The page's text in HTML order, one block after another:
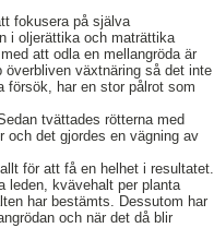
fokusera på själva
i oljerättika och maträttika
att odla en mellangröda är
växtnäring så det inte
försök, har en stor pålrot som
tvättades rötterna med
och det gjordes en vägning av
för att få en helhet i resultatet.
leden, kvävehalt per planta
har bestämts. Dessutom har
och när det då blir